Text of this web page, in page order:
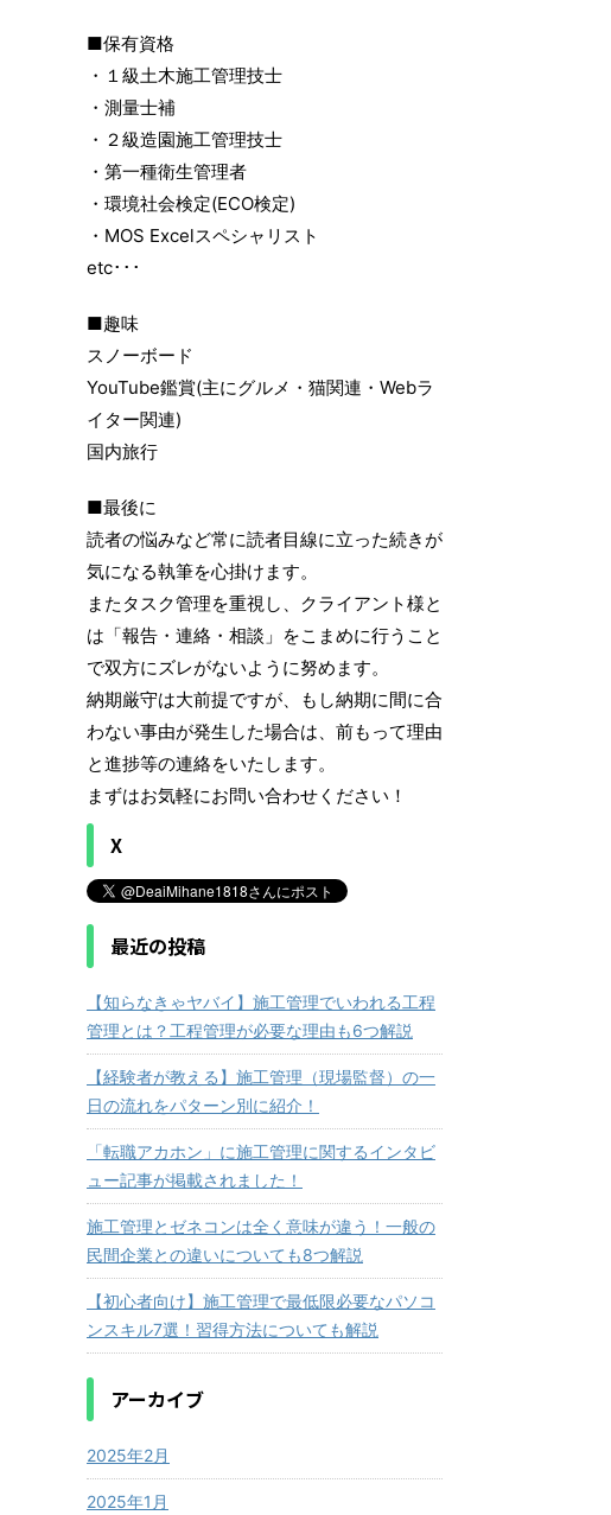
■保有資格
・１級土木施工管理技士
・測量士補
・２級造園施工管理技士
・第一種衛生管理者
・環境社会検定(ECO検定)
・MOS Excelスペシャリスト
etc･･･
■趣味
スノーボード
YouTube鑑賞(主にグルメ・猫関連・Webラ
イター関連)
国内旅行
■最後に
読者の悩みなど常に読者目線に立った続きが
気になる執筆を心掛けます。
またタスク管理を重視し、クライアント様と
は「報告・連絡・相談」をこまめに行うこと
で双方にズレがないように努めます。
納期厳守は大前提ですが、もし納期に間に合
わない事由が発生した場合は、前もって理由
と進捗等の連絡をいたします。
まずはお気軽にお問い合わせください！
X
最近の投稿
【知らなきゃヤバイ】施工管理でいわれる工程
管理とは？工程管理が必要な理由も6つ解説
【経験者が教える】施工管理（現場監督）の一
日の流れをパターン別に紹介！
「転職アカホン」に施工管理に関するインタビ
ュー記事が掲載されました！
施工管理とゼネコンは全く意味が違う！一般の
民間企業との違いについても8つ解説
【初心者向け】施工管理で最低限必要なパソコ
ンスキル7選！習得方法についても解説
アーカイブ
2025年2月
2025年1月